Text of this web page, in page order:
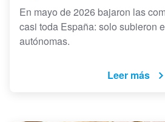
En mayo de 2026 bajaron las
casi toda España: solo subieron
autónomas.
Leer más